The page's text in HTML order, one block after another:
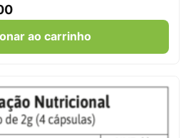
ao carrinho